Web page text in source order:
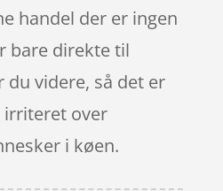
handel der er ingen
bare direkte til
du videre, så det er
irriteret over
i køen.